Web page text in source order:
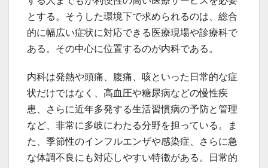
とする。そうした環境下で求められるのは、総合
的に幅広い症状に対応できる医療現場や診療科で
ある。その中心に位置するのが内科である。
内科は発熱や頭痛、腹痛、咳といった日常的な症
状だけではなく、高血圧や糖尿病などの慢性疾
患、さらに近年多発する生活習慣病の予防と管理
など、非常に多岐にわたる分野を担っている。ま
た、季節性のインフルエンザや感染症、さらに急
な体調不良にも対応しやすい特徴がある。日常的